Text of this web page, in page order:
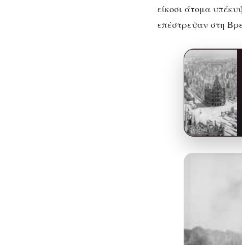
είκοσι άτομα
επέστρεψαν στη